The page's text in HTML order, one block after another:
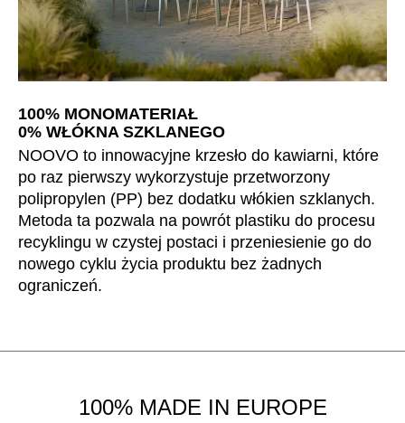
100% MONOMATERIAŁ
0% WŁÓKNA SZKLANEGO
NOOVO to innowacyjne krzesło do kawiarni, które
po raz pierwszy wykorzystuje przetworzony
polipropylen (PP) bez dodatku włókien szklanych.
Metoda ta pozwala na powrót plastiku do procesu
recyklingu w czystej postaci i przeniesienie go do
nowego cyklu życia produktu bez żadnych
ograniczeń.
100% MADE IN EUROPE